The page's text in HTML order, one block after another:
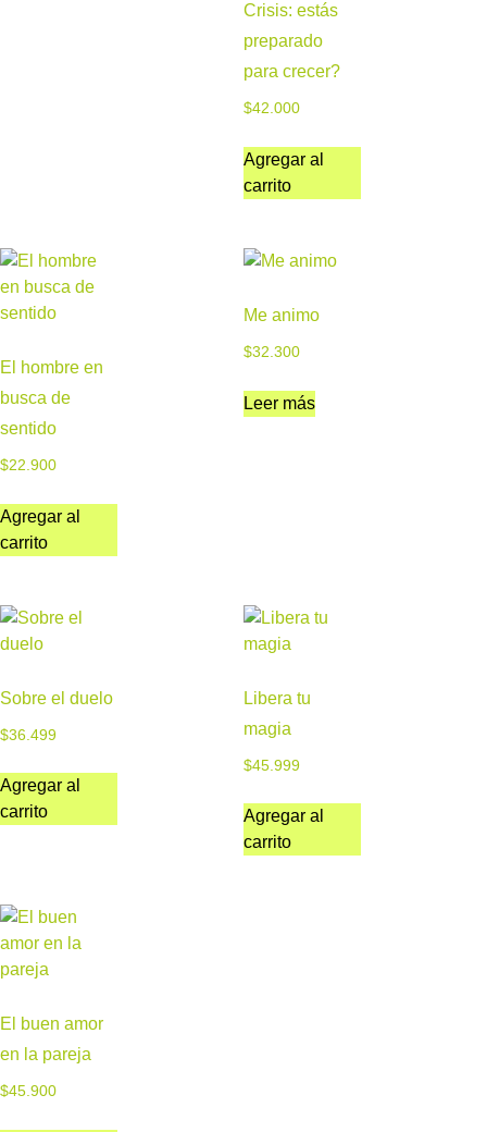
Crisis: estás
preparado
para crecer?
$42.000
Agregar al
carrito
El hombre en
busca de
sentido
$22.900
Agregar al
carrito
Me animo
$32.300
Leer más
Sobre el duelo
$36.499
Agregar al
carrito
Libera tu
magia
$45.999
Agregar al
carrito
El buen amor
en la pareja
$45.900